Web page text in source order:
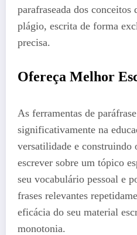
parafraseada dos conceitos
plágio, escrita de forma
precisa.
Ofereça Melhor
As ferramentas de
significativamente na
versatilidade e construindo
escrever sobre um tópico
seu vocabulário pessoal e
frases relevantes
eficácia do seu material
monotonia.